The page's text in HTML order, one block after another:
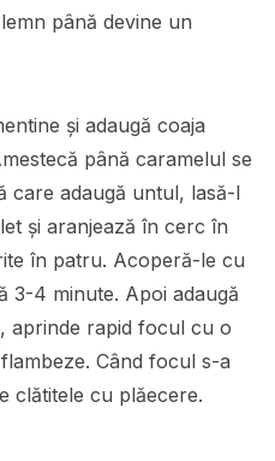
până devine un
și adaugă coaja
până caramelul se
care adaugă untul, lasă-l
și aranjează în cerc în
în patru. Acoperă-le cu
3-4 minute. Apoi adaugă
aprinde rapid focul cu o
Când focul s-a
clătitele cu plăecere.